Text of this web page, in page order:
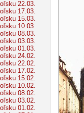
22.03.
17.03.
15.03.
10.03.
08.03.
03.03.
01.03.
24.02.
22.02.
17.02.
15.02.
10.02.
08.02.
03.02.
01.02.